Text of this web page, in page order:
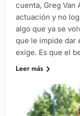
cuenta, Greg Van
actuación y no
algo que ya se
que le impide dar
exige. Es que el
Leer más